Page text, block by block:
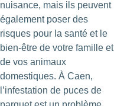
nuisance, mais ils peuvent
également poser des
risques pour la santé et le
bien-être de votre famille et
de vos animaux
domestiques. À Caen,
l’infestation de puces de